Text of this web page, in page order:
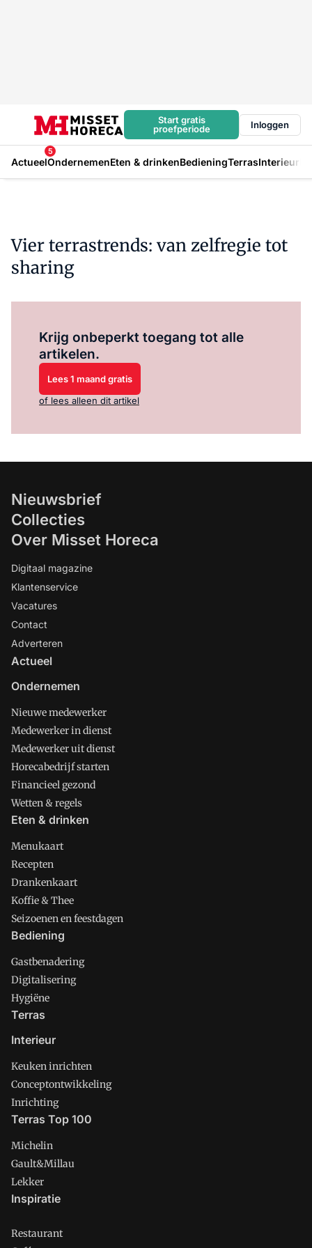
Start gratis
proefperiode
Inloggen
Actueel
5
OndernemenEten & drinkenBedieningTerrasInterieur
Vier terrastrends: van zelfregie tot
sharing
Krijg onbeperkt toegang tot alle
artikelen.
Lees 1 maand gratis
of lees alleen dit artikel
Nieuwsbrief
Collecties
Over Misset Horeca
Digitaal magazine
Klantenservice
Vacatures
Contact
Adverteren
Actueel
Ondernemen
Nieuwe medewerker
Medewerker in dienst
Medewerker uit dienst
Horecabedrijf starten
Financieel gezond
Wetten & regels
Eten & drinken
Menukaart
Recepten
Drankenkaart
Koffie & Thee
Seizoenen en feestdagen
Bediening
Gastbenadering
Digitalisering
Hygiëne
Terras
Interieur
Keuken inrichten
Conceptontwikkeling
Inrichting
Terras Top 100
Michelin
Gault&Millau
Lekker
Inspiratie
Restaurant